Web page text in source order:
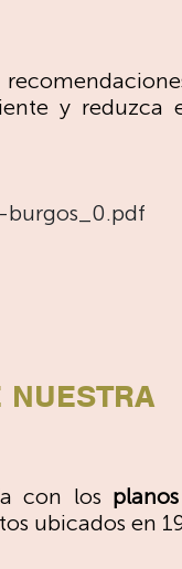
y reduzca
con los planos
ubicados en